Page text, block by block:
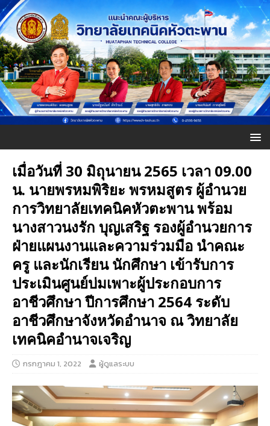
เมื่อวันที่ 30 มิถุนายน 2565 เวลา 09.00
น. นายพรหมพิริยะ พรหมสูตร ผู้อำนวย
การวิทยาลัยเทคนิคหัวตะพาน พร้อม
นางสาวนงรัก บุญเสริฐ รองผู้อำนวยการ
ฝ่ายแผนงานและความร่วมมือ นำคณะ
ครู และนักเรียน นักศึกษา เข้ารับการ
ประเมินศูนย์บ่มเพาะผู้ประกอบการ
อาชีวศึกษา ปีการศึกษา 2564 ระดับ
อาชีวศึกษาจังหวัดอำนาจ ณ วิทยาลัย
เทคนิคอำนาจเจริญ
กรกฎาคม 1, 2022 ผู้ดูแลระบบ